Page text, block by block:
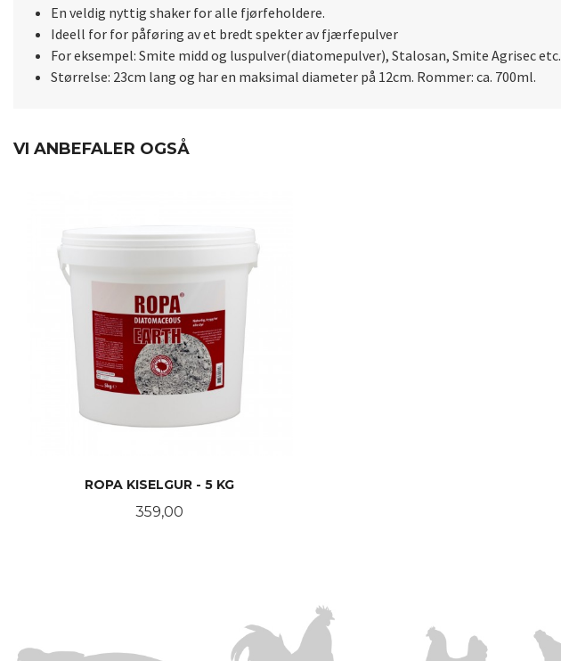
En veldig nyttig shaker for alle fjørfeholdere.
Ideell for for påføring av et bredt spekter av fjærfepulver
For eksempel: Smite midd og luspulver(diatomepulver), Stalosan, Smite Agrisec etc.
Størrelse: 23cm lang og har en maksimal diameter på 12cm. Rommer: ca. 700ml.
VI ANBEFALER OGSÅ
ROPA KISELGUR - 5 KG
Pris
359,00